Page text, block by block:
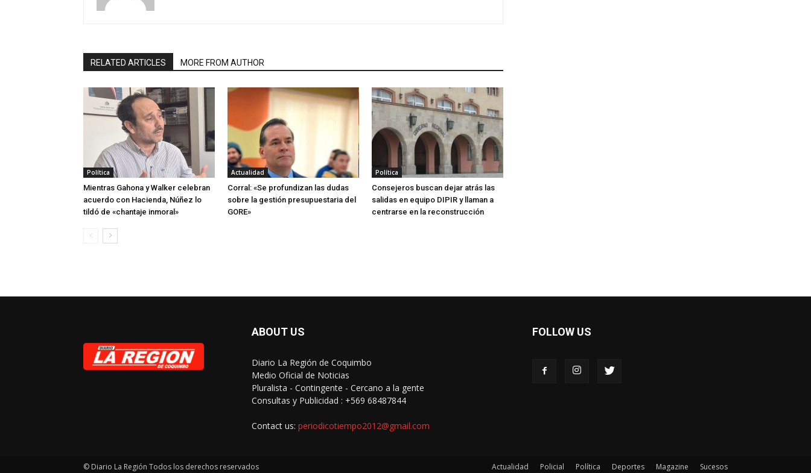
RELATED ARTICLES MORE FROM AUTHOR
Política
Mientras Gahona y Walker celebran
acuerdo con Hacienda, Núñez lo
tildó de «chantaje inmoral»
Actualidad
Corral: «Se profundizan las dudas
sobre la gestión presupuestaria del
GORE»
Política
Consejeros buscan dejar atrás las
salidas en equipo DIPIR y llaman a
centrarse en la reconstrucción
ABOUT US
Diario La Región de Coquimbo
Medio Oficial de Noticias
Pluralista - Contingente - Cercano a la gente
Consultas y Publicidad : +569 68487844
Contact us: periodicotiempo2012@gmail.com
FOLLOW US
Actualidad Policial Política Deportes Magazine Sucesos
© Diario La Región Todos los derechos reservados